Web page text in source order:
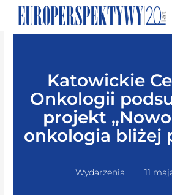
Katowickie
Onkologii
projekt
onkologia bliżej
Wydarzenia 11